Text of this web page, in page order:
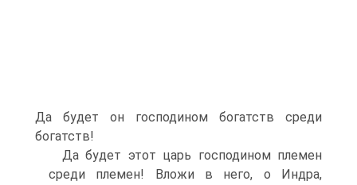
Да будет он господином богатств среди
богатств!
Да будет этот царь господином племен
среди племен! Вложи в него, о Индра,